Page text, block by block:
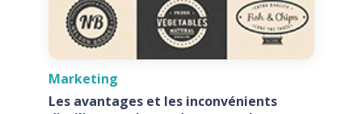
Marketing
Les avantages et les inconvénients